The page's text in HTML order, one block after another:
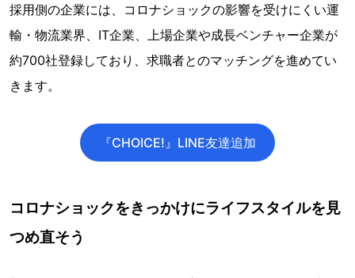
採用側の企業には、コロナショックの影響を受けにくい運
輸・物流業界、IT企業、上場企業や成長ベンチャー企業が
約700社登録しており、求職者とのマッチングを進めてい
きます。
『CHOICE!』LINE友達追加
コロナショックをきっかけにライフスタイルを見
つめ直そう